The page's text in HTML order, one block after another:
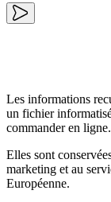
Les informations
un fichier
commander en ligne.
Elles sont
marketing et au
Européenne.